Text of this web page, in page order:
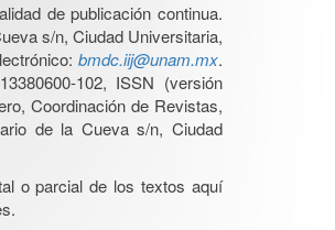
de publicación continua.
s/n, Ciudad Universitaria,
bmdc.iij@unam.mx.
102, ISSN (versión
Coordinación de Revistas,
de la Cueva s/n, Ciudad
o parcial de los textos aquí